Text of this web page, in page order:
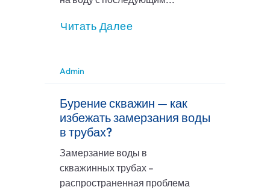
Читать Далее
Admin
Бурение скважин — как
избежать замерзания воды
в трубах?
Замерзание воды в
скважинных трубах –
распространенная проблема